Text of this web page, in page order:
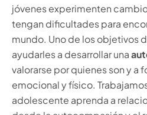
jóvenes experimenten
tengan dificultades para
mundo. Uno de los objetivos
ayudarles a desarrollar una
valorarse por quienes son y a
emocional y físico.
adolescente aprenda a